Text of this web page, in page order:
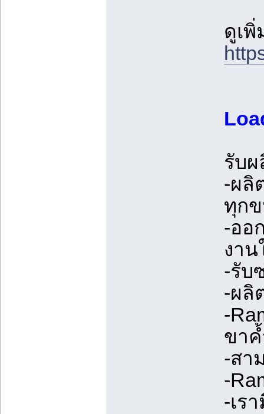
ดูเ
รับ
-ผลิ
ทุก
-ออ
งา
-รับ
-ผลิ
-
ขา
-สา
-
-เร